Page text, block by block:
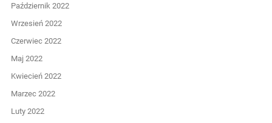
Październik 2022
Wrzesień 2022
Czerwiec 2022
Maj 2022
Kwiecień 2022
Marzec 2022
Luty 2022